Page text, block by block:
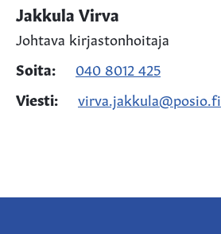
Jakkula Virva
Johtava kirjastonhoitaja
Soita:
040 8012 425
Viesti:
virva.jakkula@posio.fi